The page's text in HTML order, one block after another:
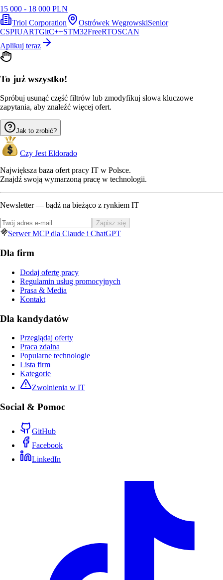
15 000 - 18 000 PLN
Triol Corporation
Ostrówek WęgrowskiSenior
CSPIUARTGitC++STM32FreeRTOSCAN
Aplikuj teraz
To już wszystko!
Spróbuj usunąć część filtrów lub zmodyfikuj słowa kluczowe
zapytania, aby znaleźć więcej ofert.
Jak to zrobić?
Czy Jest Eldorado
Największa baza ofert pracy IT w Polsce.
Znajdź swoją wymarzoną pracę w technologii.
Newsletter — bądź na bieżąco z rynkiem IT
Zapisz się
Serwer MCP dla Claude i ChatGPT
Dla firm
Dodaj ofertę pracy
Regulamin usług promocyjnych
Prasa & Media
Kontakt
Dla kandydatów
Przeglądaj oferty
Praca zdalna
Popularne technologie
Lista firm
Kategorie
Zwolnienia w IT
Social & Pomoc
GitHub
Facebook
LinkedIn